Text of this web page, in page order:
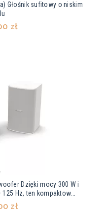
Głośnik sufitowy o niskim
zł
Dzięki mocy 300 W i
Hz, ten kompaktow...
zł